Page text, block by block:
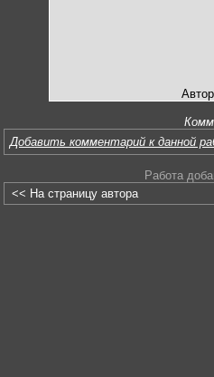
Добавить комментарий к данной
Работа
<< На страницу автора